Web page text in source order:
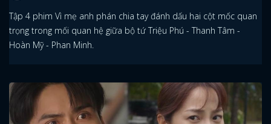
Tập 4 phim Vì mẹ anh phán chia tay đánh dấu hai cột mốc quan
trọng trong mối quan hệ giữa bộ tứ Triệu Phú - Thanh Tâm -
Hoàn Mỹ - Phan Minh.